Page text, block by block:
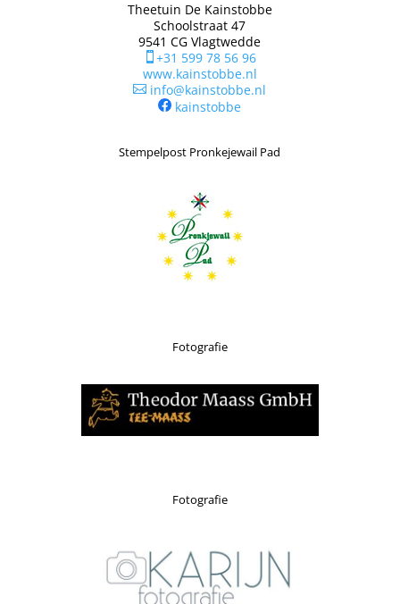
Theetuin De Kainstobbe
Schoolstraat 47
9541 CG Vlagtwedde
+31 599 78 56 96
www.kainstobbe.nl
 info@kainstobbe.nl
kainstobbe
Stempelpost Pronkejewail Pad
Fotografie
Fotografie